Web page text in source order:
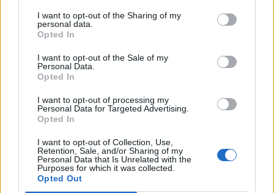
I want to opt-out of the Sharing of my
personal data.
Opted In
I want to opt-out of the Sale of my
Personal Data.
Opted In
I want to opt-out of processing my
Personal Data for Targeted Advertising.
Opted In
I want to opt-out of Collection, Use,
Retention, Sale, and/or Sharing of my
Personal Data that Is Unrelated with the
Purposes for which it was collected.
Opted Out
Țeapă colosală luată de Olăroiu în China
furat 10 milioane de dolari, deși i-a făcut
campioni
- Advertisement -